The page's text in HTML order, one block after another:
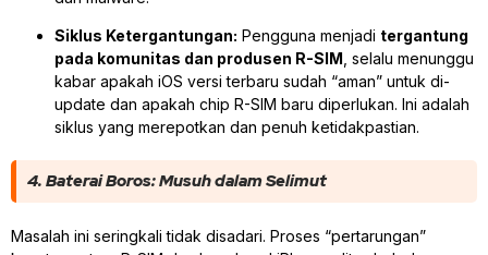
Siklus Ketergantungan: Pengguna menjadi tergantung
pada komunitas dan produsen R-SIM , selalu menunggu
kabar apakah iOS versi terbaru sudah “aman” untuk di-
update dan apakah chip R-SIM baru diperlukan. Ini adalah
siklus yang merepotkan dan penuh ketidakpastian.
4. Baterai Boros: Musuh dalam Selimut
Masalah ini seringkali tidak disadari. Proses “pertarungan”